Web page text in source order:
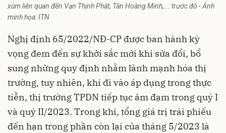
xùm liên quan đến Vạn Thịnh Phát, Tân Hoàng Minh,... trước đó - Ảnh
minh họa: ITN
Nghị định 65/2022/NĐ-CP được ban hành kỳ
vọng đem đến sự khởi sắc mới khi sửa đổi, bổ
sung những quy định nhằm lành mạnh hóa thị
trường, tuy nhiên, khi đi vào áp dụng trong thực
tiễn, thị trường TPDN tiếp tục ảm đạm trong quý I
và quý II/2023. Trong khi, tổng giá trị trái phiếu
đến hạn trong phần còn lại của tháng 5/2023 là